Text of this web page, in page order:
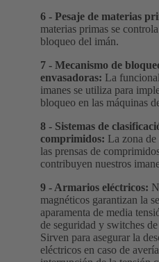
6 - Pesaje de materias
materias primas se
bloqueo del imán.
7 - Mecanismo de
envasadoras: La
imanes se utiliza para
bloqueo en las máquinas
8 - Sistemas de
comprimidos: La zona
las prensas de
contribuyen nuestros
9 - Armarios eléctricos:
magnéticos garantizan la
aparamenta de media
de seguridad y switches
Sirven para asegurar la
eléctricos en caso de